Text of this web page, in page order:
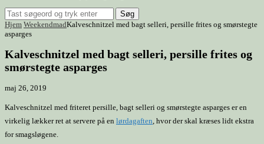
Søg
Hjem WeekendmadKalveschnitzel med bagt selleri, persille frites og smørstegte
asparges
Kalveschnitzel med bagt selleri, persille frites og
smørstegte asparges
maj 26, 2019
Kalveschnitzel med friteret persille, bagt selleri og smørstegte asparges er en
virkelig lækker ret at servere på en lørdagaften, hvor der skal kræses lidt ekstra
for smagsløgene.